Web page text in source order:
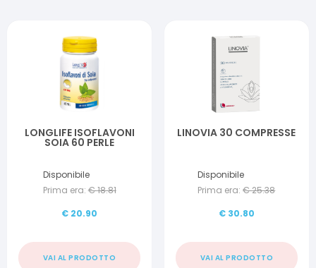
LONGLIFE ISOFLAVONI
SOIA 60 PERLE
Disponibile
Prima era: €18.81
€ 20.90
VAI AL PRODOTTO
LINOVIA 30 COMPRESSE
Disponibile
Prima era: €25.38
€ 30.80
VAI AL PRODOTTO